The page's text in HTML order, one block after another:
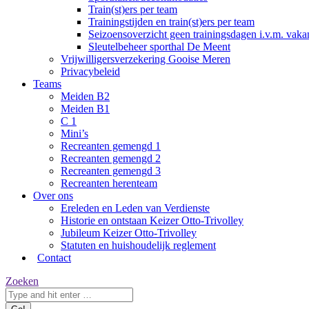
Train(st)ers per team
Trainingstijden en train(st)ers per team
Seizoensoverzicht geen trainingsdagen i.v.m.
Sleutelbeheer sporthal De Meent
Vrijwilligersverzekering Gooise Meren
Privacybeleid
Teams
Meiden B2
Meiden B1
C 1
Mini’s
Recreanten gemengd 1
Recreanten gemengd 2
Recreanten gemengd 3
Recreanten herenteam
Over ons
Ereleden en Leden van Verdienste
Historie en ontstaan Keizer Otto-Trivolley
Jubileum Keizer Otto-Trivolley
Statuten en huishoudelijk reglement
Contact
Zoeken:
Zoeken